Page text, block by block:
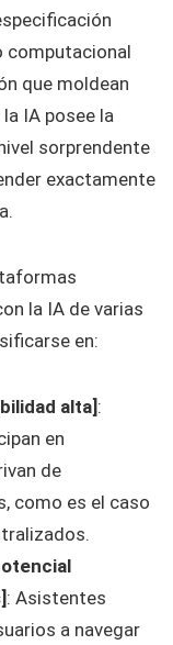
computacional
que moldean
IA posee la
sorprendente
exactamente
la IA de varias
en:
alta] :
en
de
como es el caso
: Asistentes
a navegar